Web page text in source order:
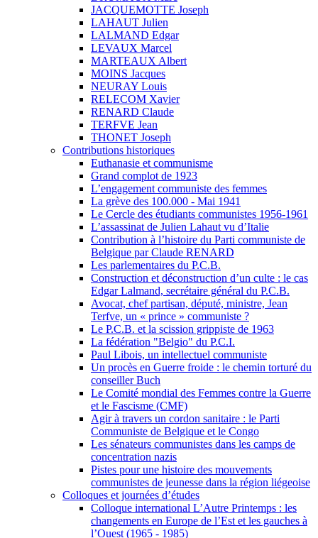
JACQUEMOTTE Joseph
LAHAUT Julien
LALMAND Edgar
LEVAUX Marcel
MARTEAUX Albert
MOINS Jacques
NEURAY Louis
RELECOM Xavier
RENARD Claude
TERFVE Jean
THONET Joseph
Contributions historiques
Euthanasie et communisme
Grand complot de 1923
L’engagement communiste des femmes
La grève des 100.000 - Mai 1941
Le Cercle des étudiants communistes 1956-1961
L’assassinat de Julien Lahaut vu d’Italie
Contribution à l’histoire du Parti communiste de
Belgique par Claude RENARD
Les parlementaires du P.C.B.
Construction et déconstruction d’un culte : le cas
Edgar Lalmand, secrétaire général du P.C.B.
Avocat, chef partisan, député, ministre, Jean
Terfve, un « prince » communiste ?
Le P.C.B. et la scission grippiste de 1963
La fédération "Belgio" du P.C.I.
Paul Libois, un intellectuel communiste
Un procès en Guerre froide : le chemin torturé du
conseiller Buch
Le Comité mondial des Femmes contre la Guerre
et le Fascisme (CMF)
Agir à travers un cordon sanitaire : le Parti
Communiste de Belgique et le Congo
Les sénateurs communistes dans les camps de
concentration nazis
Pistes pour une histoire des mouvements
communistes de jeunesse dans la région liégeoise
Colloques et journées d’études
Colloque international L’Autre Printemps : les
changements en Europe de l’Est et les gauches à
l’Ouest (1965 - 1985)